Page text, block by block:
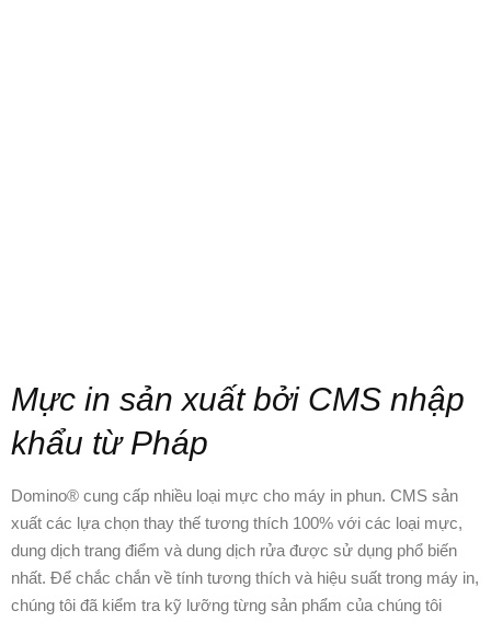
Mực in sản xuất bởi CMS nhập
khẩu từ Pháp
Domino® cung cấp nhiều loại mực cho máy in phun. CMS sản
xuất các lựa chọn thay thế tương thích 100% với các loại mực,
dung dịch trang điểm và dung dịch rửa được sử dụng phổ biến
nhất. Để chắc chắn về tính tương thích và hiệu suất trong máy in,
chúng tôi đã kiểm tra kỹ lưỡng từng sản phẩm của chúng tôi